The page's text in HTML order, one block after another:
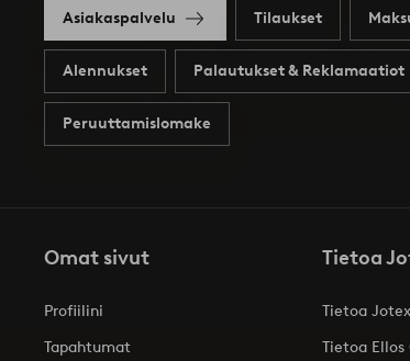
Asiakaspalvelu Tilaukset
Alennukset Palautukset & Reklamaatiot
Peruuttamislomake
Omat sivut
Profiilini
Tapahtumat
Tietoa
Tietoa
Tietoa Ellos